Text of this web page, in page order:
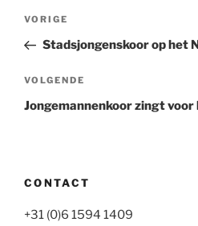
Bericht
Vorig
bericht
VORIGE
Stadsjongenskoor op het
Volgend
bericht
VOLGENDE
Jongemannenkoor zingt
CONTACT
+31 (0)6 1594 1409